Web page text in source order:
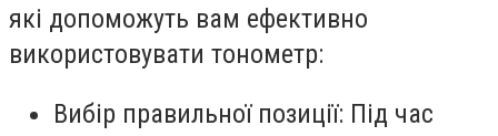
які допоможуть вам ефективно
використовувати тонометр:
Вибір правильної позиції: Під час